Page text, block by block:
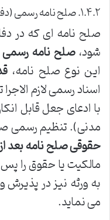
۱.۴.۲. صلح نامه رسمی (دفترخانه ای)
صلح نامه ای که در
شود،صلح نامه رسمی
این نوع صلح نامه،
اسناد رسمی لازم
مدنی). تنظیم رسمی
حقوقی صلح نامه بعد
مالکیت یا حقوق را
به ورثه نیز در
می نماید.